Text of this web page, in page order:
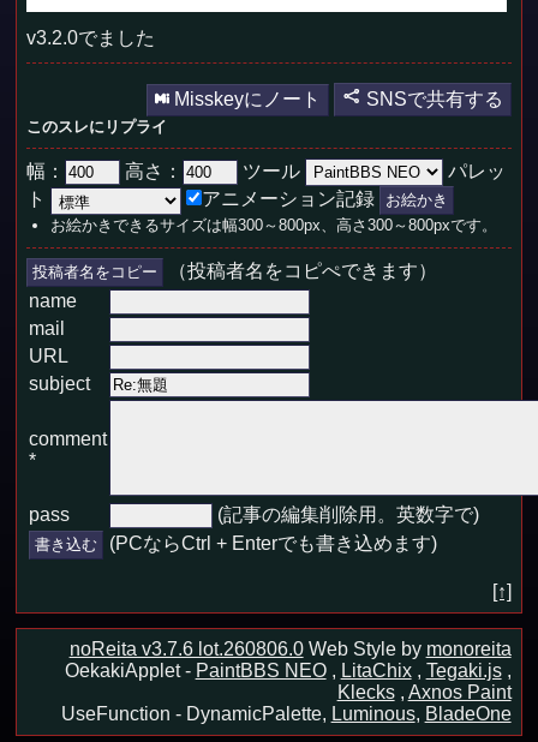
v3.2.0でました
Misskeyにノート SNSで共有する
このスレにリプライ
幅： 高さ： ツール
パレッ
ト
アニメーション記録
お絵かきできるサイズは幅300～800px、高さ300～800pxです。
投稿者名をコピー
（投稿者名をコピぺできます）
name
mail
URL
subject
comment
*
pass
(記事の編集削除用。英数字で)
(PCならCtrl + Enterでも書き込めます)
[↑]
noReita v3.7.6 lot.260806.0Web Style by monoreita
OekakiApplet - PaintBBS NEO, LitaChix, Tegaki.js,
Klecks, Axnos Paint
UseFunction - DynamicPalette, Luminous, BladeOne